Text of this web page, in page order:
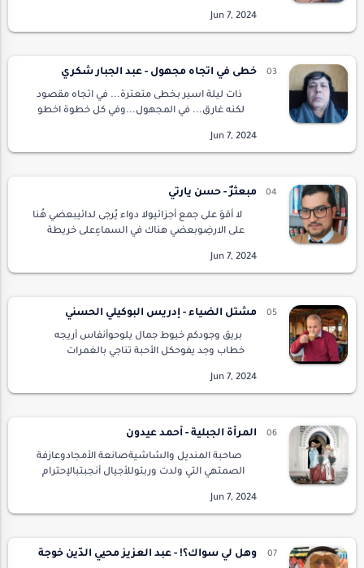
*سماء ثانيةالناسك في الكهفوالكهف غابةمن
صمت وسكونوالحبر مدىوصدىوالح…
خطى في اتجاه مجهول - عبد الجبار شكري
ذات ليلة اسير بخطى متعترة... في اتجاه مقصود
لكنه غارق... في المجهول...وفي كل خطوة اخطو
جامدة كالثكلى ...يعز عليها ان ترى خطواتي…
مبعثرٌ - حسن يارتي
لا أقوَ على جمع أجزائيولا دواء يُرجى لدائيبعضي هُنا
على الارضِوبعضي هناك في السماءِعلى خريطة
أشلائيعلى جسدي شيدوا عجائب الدنياوجوارح…
مشتل الضياء - إدريس البوكيلي الحسني
بريق وجودكم خيوط جمال يلوحوأنفاس أريجه
خطاب وجد يفوحكل الأحبة تناجي بالغمرات
من نصنع الفرح فنزرعه أفكاراننشره على كل
مساحات العمر…
المرأة الجبلية - أحمد عيدون
صاحبة المنديل والشاشيةصانعة الأمجادوعازفة
الصمتهي التي ولدت وربتوللأجيال أنجبتبالإحترام
عملتوعلى التقاليد حافظتوفي منزلها ومطبخها
أبدعتاختر…
وهل لي سواك؟! - عبد العزيز محيي الدّين خوجة